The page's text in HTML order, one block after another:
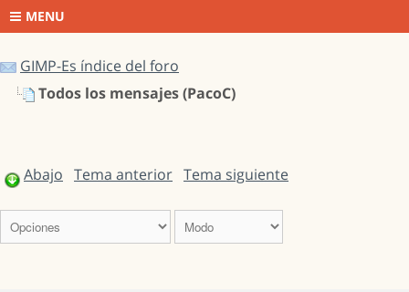
MENU
GIMP-Es índice del foro
Todos los mensajes (PacoC)
Abajo Tema anterior Tema siguiente